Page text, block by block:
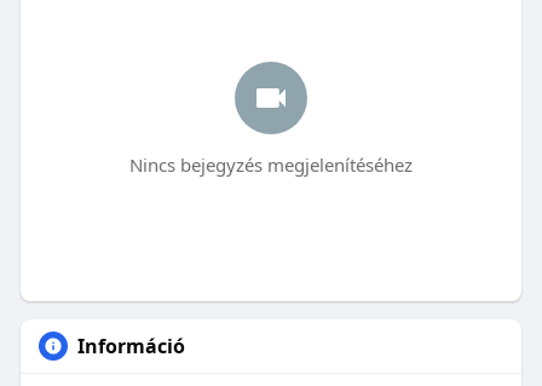
Nincs bejegyzés megjelenítéséhez
Információ